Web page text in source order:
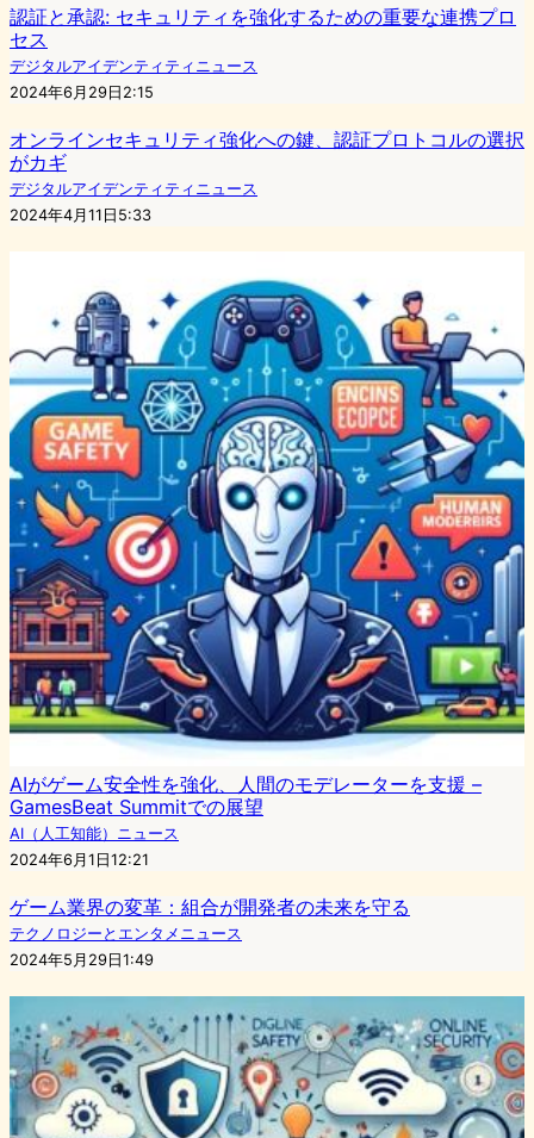
認証と承認: セキュリティを強化するための重要な連携プロ
セス
デジタルアイデンティティニュース
2024年6月29日2:15
オンラインセキュリティ強化への鍵、認証プロトコルの選択
がカギ
デジタルアイデンティティニュース
2024年4月11日5:33
AIがゲーム安全性を強化、人間のモデレーターを支援 –
GamesBeat Summitでの展望
AI（人工知能）ニュース
2024年6月1日12:21
ゲーム業界の変革：組合が開発者の未来を守る
テクノロジーとエンタメニュース
2024年5月29日1:49